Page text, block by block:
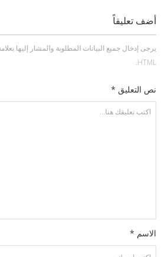
أضف تعليقاً
يرجى إدخال جميع البيانات المطلوبة والمشار إليها
HTML.
نص التعليق *
الاسم *